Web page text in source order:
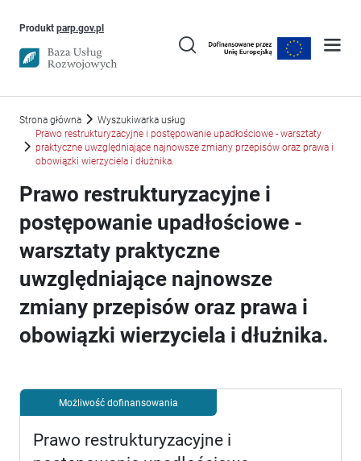
Produkt parp.gov.plUwaga, link otworzy się w nowym oknie
Strona główna
Wyszukiwarka usług
Prawo restrukturyzacyjne i postępowanie upadłościowe - warsztaty
praktyczne uwzględniające najnowsze zmiany przepisów oraz prawa i
obowiązki wierzyciela i dłużnika.
Prawo restrukturyzacyjne i
postępowanie upadłościowe -
warsztaty praktyczne
uwzględniające najnowsze
zmiany przepisów oraz prawa i
obowiązki wierzyciela i dłużnika.
Możliwość dofinansowania
Prawo restrukturyzacyjne i